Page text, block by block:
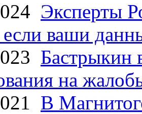
Эксперты
если ваши
Бастрыкин
на
В